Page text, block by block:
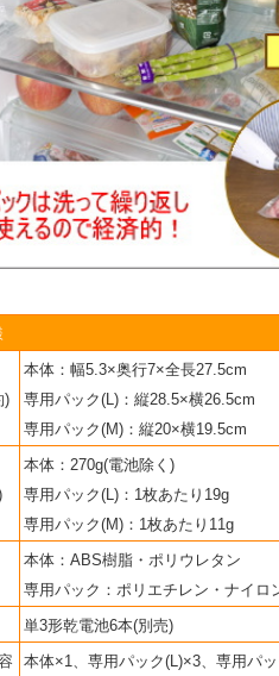
)
本体：幅5.3×奥行7×全長27.5cm
専用パック(L)：縦28.5×横26.5cm
専用パック(M)：縦20×横19.5cm
本体：270g(電池除く)
専用パック(L)：1枚あたり19g
専用パック(M)：1枚あたり11g
本体：ABS樹脂・ポリウレタン
専用パック：ポリエチレン・ナイロ
単3形乾電池6本(別売)
本体×1、専用パック(L)×3、専用パ